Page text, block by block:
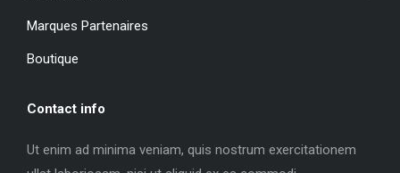
Marques Partenaires
Boutique
Contact info
Ut enim ad minima veniam, quis nostrum exercitationem